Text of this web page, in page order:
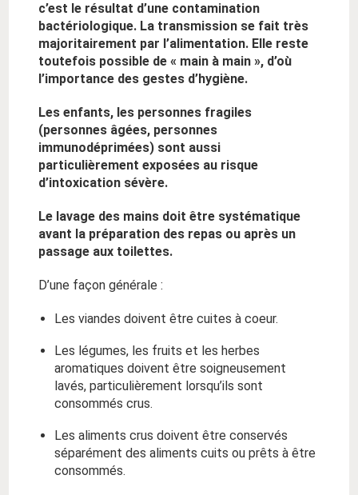
c’est le résultat d’une contamination
bactériologique. La transmission se fait très
majoritairement par l’alimentation. Elle reste
toutefois possible de « main à main », d’où
l’importance des gestes d’hygiène.
Les enfants, les personnes fragiles
(personnes âgées, personnes
immunodéprimées) sont aussi
particulièrement exposées au risque
d’intoxication sévère.
Le lavage des mains doit être systématique
avant la préparation des repas ou après un
passage aux toilettes.
D’une façon générale :
Les viandes doivent être cuites à coeur.
Les légumes, les fruits et les herbes
aromatiques doivent être soigneusement
lavés, particulièrement lorsqu’ils sont
consommés crus.
Les aliments crus doivent être conservés
séparément des aliments cuits ou prêts à être
consommés.